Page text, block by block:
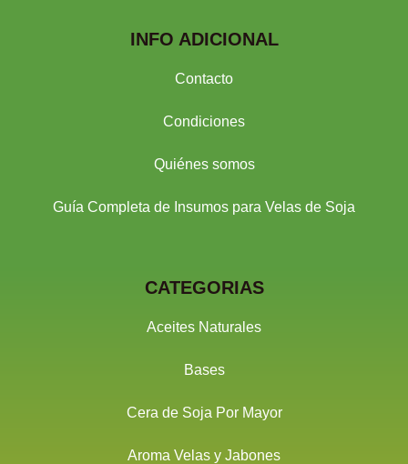
INFO ADICIONAL
Contacto
Condiciones
Quiénes somos
Guía Completa de Insumos para Velas de Soja
CATEGORIAS
Aceites Naturales
Bases
Cera de Soja Por Mayor
Aroma Velas y Jabones